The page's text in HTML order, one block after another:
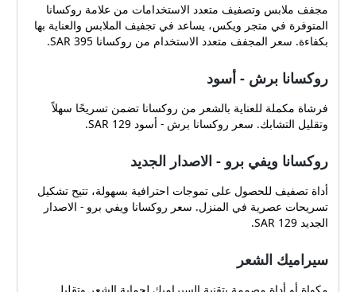
مجفف ملابس وتصفيف متعدد الاستخدامات من علامة روكسانا
المتوفرة في متجر ويكس، يساعد في تجفيف الملابس والعناية بها
بكفاءة. سعر المجفف متعدد الاستخدام من روكسانا 395 SAR.
روكسانا برش - أسود
فرشاة مكملة للعناية بالشعر من روكسانا تضمن تسريحًا سهلاً
وتقليل التشابك. سعر روكسانا برش - أسود 129 SAR.
روكسانا ويفي برو - الاصدار الجديد
أداة تصفيف للحصول على تموجات احترافية بسهولة، تتيح تشكيل
تسريحات عصرية في المنزل. سعر روكسانا ويفي برو - الاصدار
الجديد 129 SAR.
سيراميك الشعر